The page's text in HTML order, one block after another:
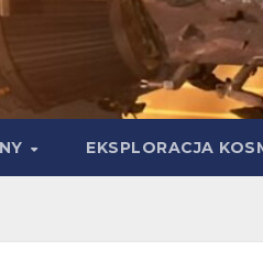
EKSPLORACJA